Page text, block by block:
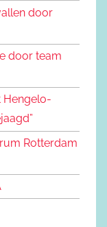
door
door team
Hengelo-
Rotterdam